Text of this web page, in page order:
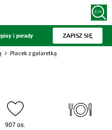
i porady ZAPISZ SIĘ
Placek z galaretką
907 os.